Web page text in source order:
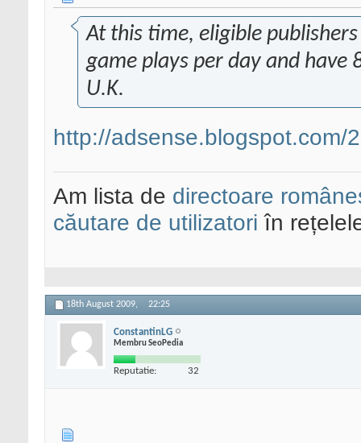
At this time, eligible
game plays per day and
U.K.
http://adsense.blogspot.com/
Am lista de directoare
căutare de utilizatori în
18th August 2009, 22:25
ConstantinLG
Membru SeoPedia
Reputatie: 32